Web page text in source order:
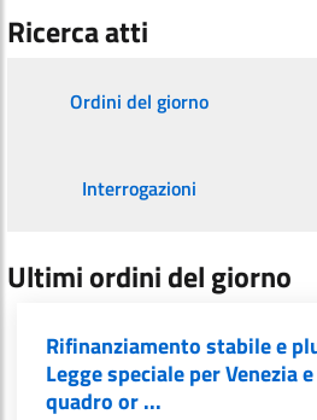
Ricerca atti
Ordini del giorno
Interrogazioni
Ultimi ordini del giorno
Rifinanziamento stabile e
Legge speciale per Venezia
quadro or ...